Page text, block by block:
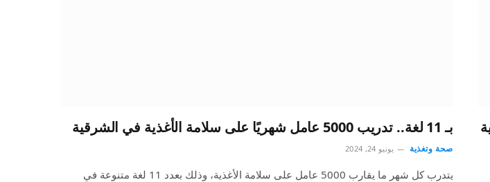
بـ 11 لغة.. تدريب 5000 عامل شهريًا على سلامة الأغذية في الشرقية
صحة وتغذية يونيو 24, 2024
يتدرب كل شهر ما يقارب 5000 عامل على سلامة الأغذية، وذلك بعدد 11 لغة متنوعة في